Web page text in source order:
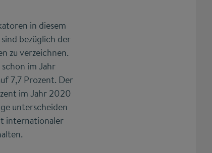
in diesem
bezüglich der
zu verzeichnen.
im Jahr
7,7 Prozent. Der
im Jahr 2020
unterscheiden
internationaler